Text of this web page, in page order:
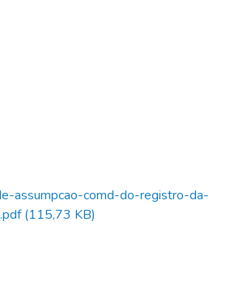
assumpcao-comd-do-registro-da-
(115,73 KB)